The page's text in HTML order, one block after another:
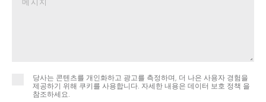
당사는 콘텐츠를 개인화하고 광고를 측정하며, 더 나은 사용자 경험을
제공하기 위해 쿠키를 사용합니다. 자세한 내용은 데이터 보호 정책 을
참조하세요.